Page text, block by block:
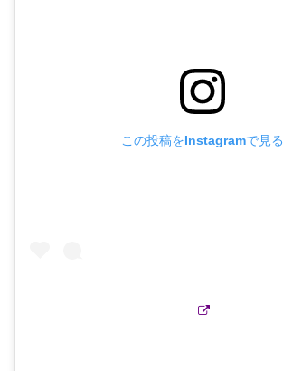
この投稿をInstagramで見る